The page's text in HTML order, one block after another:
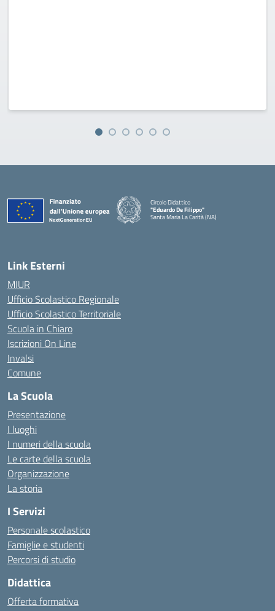
Circolo Didattico
"Eduardo De Filippo"
Santa Maria La Carità (NA)
Link Esterni
MIUR
Ufficio Scolastico Regionale
Ufficio Scolastico Territoriale
Scuola in Chiaro
Iscrizioni On Line
Invalsi
Comune
La Scuola
Presentazione
I luoghi
I numeri della scuola
Le carte della scuola
Organizzazione
La storia
I Servizi
Personale scolastico
Famiglie e studenti
Percorsi di studio
Didattica
Offerta formativa